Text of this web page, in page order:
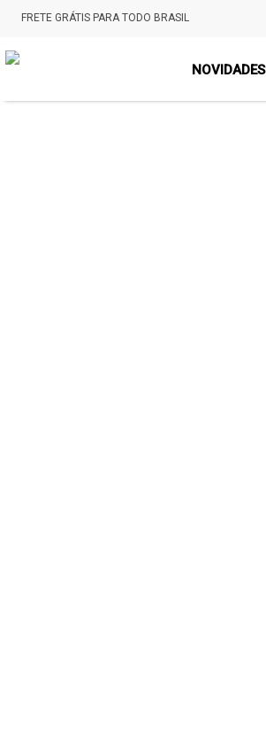
FRETE GRÁTIS PARA TODO BRASIL
NOVIDADES